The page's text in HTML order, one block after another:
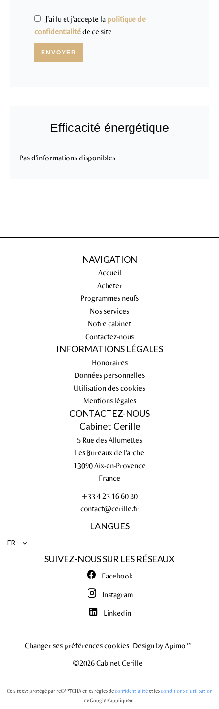
J’ai lu et j'accepte la politique de
confidentialitéde ce site
ENVOYER
Efficacité énergétique
Pas d'informations disponibles
NAVIGATION
Accueil
Acheter
Programmes neufs
Nos services
Notre cabinet
Contactez-nous
INFORMATIONS LÉGALES
Honoraires
Données personnelles
Utilisation des cookies
Mentions légales
CONTACTEZ-NOUS
Cabinet Cerille
5 Rue des Allumettes
Les Bureaux de l'arche
13090Aix-en-Provence
France
+33 4 23 16 60 80
contact@cerille.fr
LANGUES
FR
SUIVEZ-NOUS SUR LES RÉSEAUX
Facebook
Instagram
Linkedin
Changer ses préférences cookies Design byApimo™
©2026 Cabinet Cerille
Ce site est protégé par reCAPTCHA et les règles deconfidentialitéet lesconditions d'utilisation
de Google s'appliquent.